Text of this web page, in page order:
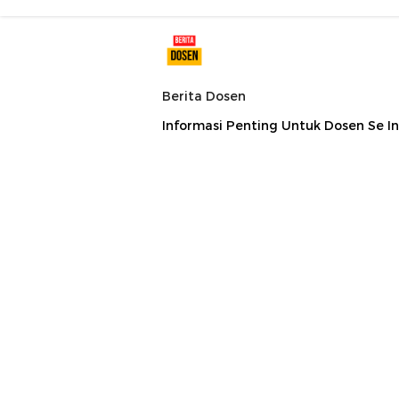
Berita Dosen
Informasi Penting Untuk Dosen Se